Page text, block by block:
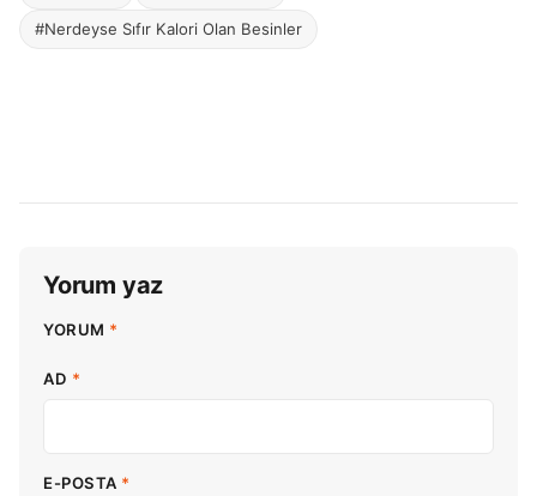
#Nerdeyse Sıfır Kalori Olan Besinler
Yorum yaz
YORUM *
AD *
E-POSTA *